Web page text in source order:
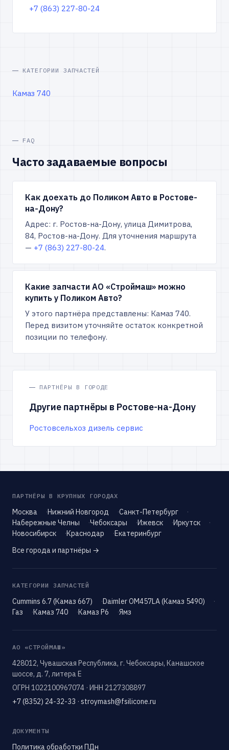
+7 (863) 227-80-24
КАТЕГОРИИ ЗАПЧАСТЕЙ
Камаз 740
FAQ
Часто задаваемые вопросы
Как доехать до Поликом Авто в Ростове-
на-Дону?
Адрес: г. Ростов-на-Дону, улица Димитрова,
84, Ростов-на-Дону. Для уточнения маршрута
— +7 (863) 227-80-24.
Какие запчасти АО «Строймаш» можно
купить у Поликом Авто?
У этого партнёра представлены: Камаз 740.
Перед визитом уточняйте остаток конкретной
позиции по телефону.
ПАРТНЁРЫ В ГОРОДЕ
Другие партнёры в Ростове-на-Дону
Ростовсельхоз дизель сервис
ПАРТНЁРЫ В КРУПНЫХ ГОРОДАХ
Москва Нижний Новгород
Санкт-Петербург
Набережные Челны
Чебоксары Ижевск
Иркутск
Новосибирск
Краснодар
Екатеринбург
Все города и партнёры →
КАТЕГОРИИ ЗАПЧАСТЕЙ
Cummins 6.7 (Камаз 667)
Daimler OM457LA (Камаз 5490)
Газ
Камаз 740 Камаз Р6 Ямз
АО «СТРОЙМАШ»
428012, Чувашская Республика, г. Чебоксары, Канашское
шоссе, д. 7, литера Е
ОГРН 1022100967074 · ИНН 2127308897
+7 (8352) 24-32-33 · stroymash@fsilicone.ru
ДОКУМЕНТЫ
Политика обработки ПДн